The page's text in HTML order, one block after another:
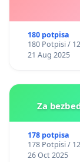
180 potpisa
180 Potpisi /
21 Aug 2025
Za
178 potpisa
178 Potpisi /
26 Oct 2025